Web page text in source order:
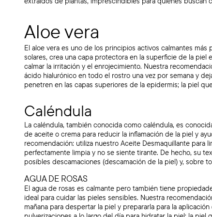
Aloe vera
El aloe vera es uno de los principios activos calmantes
solares, crea una capa protectora en la superficie de la
calmar la irritación y el enrojecimiento. Nuestra
ácido hialurónico en todo el rostro una vez por semana y
penetren en las capas superiores de la epidermis; la piel
Caléndula
La caléndula, también conocida como caléndula, es
de aceite o crema para reducir la inflamación de la piel y
recomendación: utiliza nuestro Aceite Desmaquillante para
perfectamente limpia y no se siente tirante. De hecho, su
posibles descamaciones (descamación de la piel) y, sobre
AGUA DE ROSAS
El agua de rosas es calmante pero también tiene
ideal para cuidar las pieles sensibles. Nuestra
mañana para despertar la piel y prepararla para la